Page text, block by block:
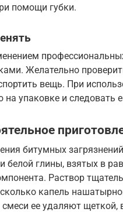
помощи губки.
Желательно
вещь. При
на упаковке и следовать
битумных
белой глины, взятых в
Раствор
капель
ее удаляют